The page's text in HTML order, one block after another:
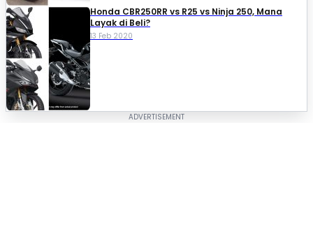
Honda CBR250RR vs R25 vs Ninja 250, Mana
Layak di Beli?
13 Feb 2020